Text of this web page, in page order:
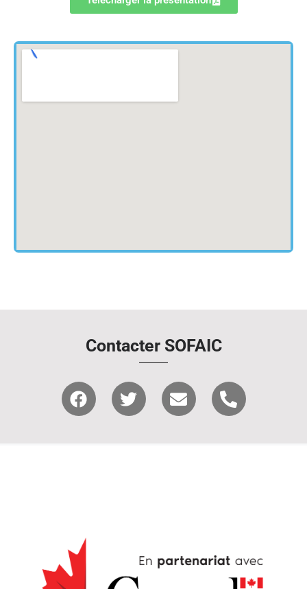
Contacter SOFAIC